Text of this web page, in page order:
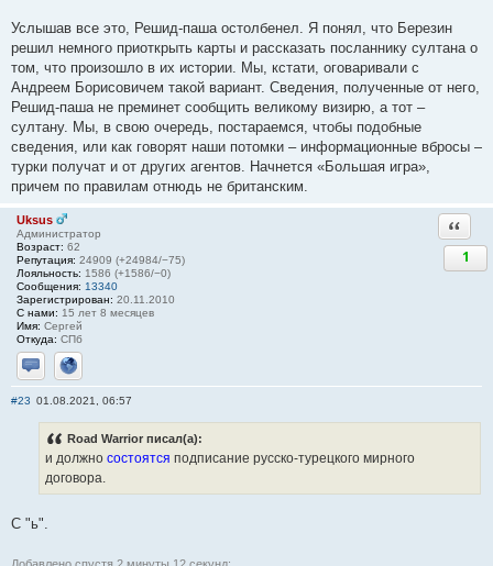
Услышав все это, Решид-паша остолбенел. Я понял, что Березин
решил немного приоткрыть карты и рассказать посланнику султана о
том, что произошло в их истории. Мы, кстати, оговаривали с
Андреем Борисовичем такой вариант. Сведения, полученные от него,
Решид-паша не преминет сообщить великому визирю, а тот –
султану. Мы, в свою очередь, постараемся, чтобы подобные
сведения, или как говорят наши потомки – информационные вбросы –
турки получат и от других агентов. Начнется «Большая игра»,
причем по правилам отнюдь не британским.
Uksus
Администратор
Возраст: 62
Репутация: 24909 (+24984/−75)
Лояльность: 1586 (+1586/−0)
Сообщения: 13340
Зарегистрирован: 20.11.2010
С нами: 15 лет 8 месяцев
Имя: Сергей
Откуда: СПб
Отправить личное сообщение
Сайт
1
#23 01.08.2021, 06:57
Road Warrior писал(а):
и должно состоятся подписание русско-турецкого мирного
договора.
С "ь".